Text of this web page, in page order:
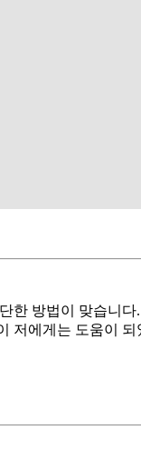
한 방법이 맞습니
저에게는 도움이 되